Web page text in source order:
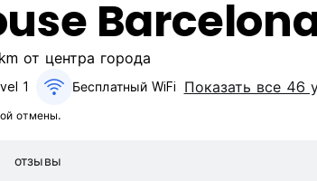
от центра города
1 Бесплатный WiFi Показать все 46
отмены.
отзывы